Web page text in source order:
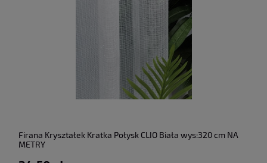
Firana Kryształek Kratka Połysk CLIO Biała wys:320 cm NA
METRY